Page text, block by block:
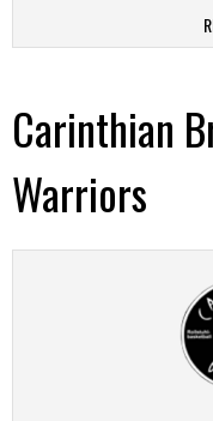
Carinthian
Warriors